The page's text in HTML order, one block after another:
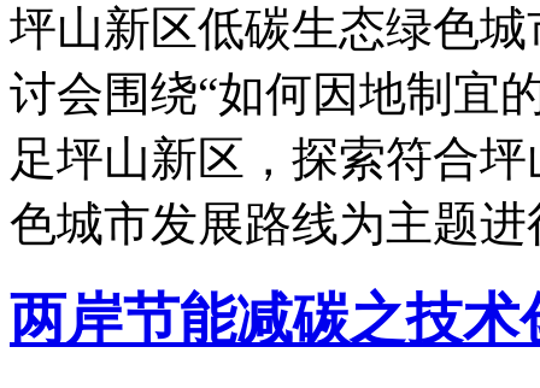
坪山新区低碳生态绿色
讨会围绕“如何因地制宜
足坪山新区，探索符合
色城市发展路线为主题
两岸节能减碳之技